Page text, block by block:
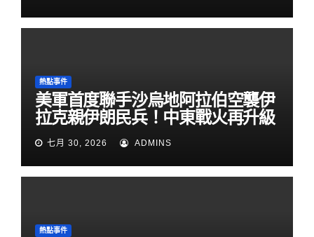
熱點事件
美軍首度聯手沙烏地阿拉伯空襲伊
拉克親伊朗民兵！中東戰火再升級
七月 30, 2026 ADMINS
熱點事件